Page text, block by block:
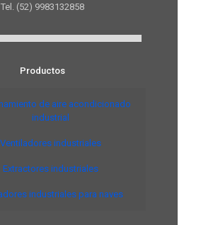
Tel. (52) 9983132858
Productos
de aire acondicionado
industrial
Ventiladores industriales
Extractores industriales
industriales para naves